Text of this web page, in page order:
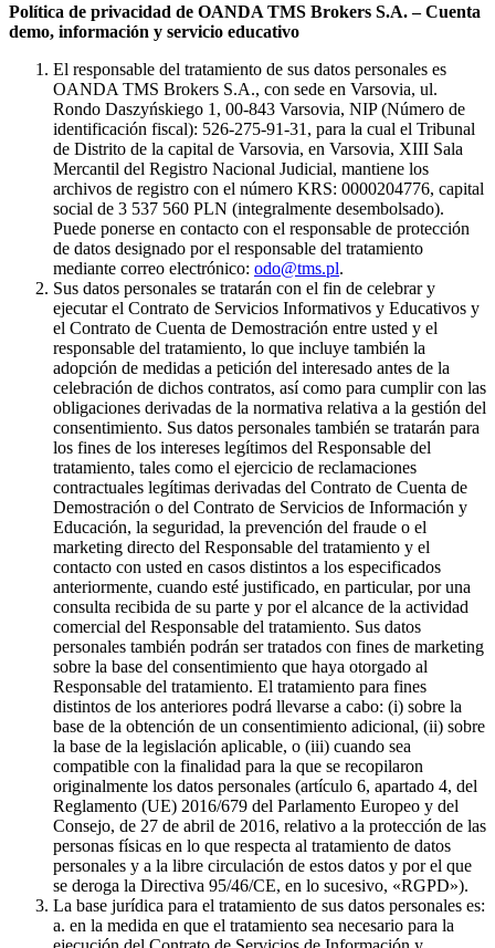
Política de privacidad de OANDA TMS Brokers S.A. – Cuenta
demo, información y servicio educativo
El responsable del tratamiento de sus datos personales es
OANDA TMS Brokers S.A., con sede en Varsovia, ul.
Rondo Daszyńskiego 1, 00-843 Varsovia, NIP (Número de
identificación fiscal): 526-275-91-31, para la cual el Tribunal
de Distrito de la capital de Varsovia, en Varsovia, XIII Sala
Mercantil del Registro Nacional Judicial, mantiene los
archivos de registro con el número KRS: 0000204776, capital
social de 3 537 560 PLN (integralmente desembolsado).
Puede ponerse en contacto con el responsable de protección
de datos designado por el responsable del tratamiento
mediante correo electrónico: odo@tms.pl.
Sus datos personales se tratarán con el fin de celebrar y
ejecutar el Contrato de Servicios Informativos y Educativos y
el Contrato de Cuenta de Demostración entre usted y el
responsable del tratamiento, lo que incluye también la
adopción de medidas a petición del interesado antes de la
celebración de dichos contratos, así como para cumplir con las
obligaciones derivadas de la normativa relativa a la gestión del
consentimiento. Sus datos personales también se tratarán para
los fines de los intereses legítimos del Responsable del
tratamiento, tales como el ejercicio de reclamaciones
contractuales legítimas derivadas del Contrato de Cuenta de
Demostración o del Contrato de Servicios de Información y
Educación, la seguridad, la prevención del fraude o el
marketing directo del Responsable del tratamiento y el
contacto con usted en casos distintos a los especificados
anteriormente, cuando esté justificado, en particular, por una
consulta recibida de su parte y por el alcance de la actividad
comercial del Responsable del tratamiento. Sus datos
personales también podrán ser tratados con fines de marketing
sobre la base del consentimiento que haya otorgado al
Responsable del tratamiento. El tratamiento para fines
distintos de los anteriores podrá llevarse a cabo: (i) sobre la
base de la obtención de un consentimiento adicional, (ii) sobre
la base de la legislación aplicable, o (iii) cuando sea
compatible con la finalidad para la que se recopilaron
originalmente los datos personales (artículo 6, apartado 4, del
Reglamento (UE) 2016/679 del Parlamento Europeo y del
Consejo, de 27 de abril de 2016, relativo a la protección de las
personas físicas en lo que respecta al tratamiento de datos
personales y a la libre circulación de estos datos y por el que
se deroga la Directiva 95/46/CE, en lo sucesivo, «RGPD»).
La base jurídica para el tratamiento de sus datos personales es:
a. en la medida en que el tratamiento sea necesario para la